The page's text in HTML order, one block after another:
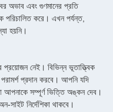
অভাব এবং গুণমানের প্রতি
পরিচালিত করে। এখন পর্যন্ত,
হয়নি।
প্রয়োজন নেই। বিভিন্ন ভূতাত্ত্বিক
প্রদান করবে। আপনি যদি
আপনাকে সম্পূর্ণ ভিত্তি অঙ্কন দেব।
সাইট নির্দেশিকা থাকবে।